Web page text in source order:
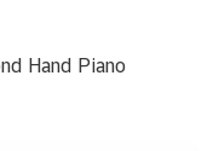
Hand Piano